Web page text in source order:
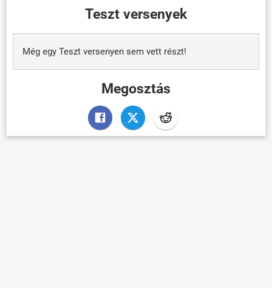
Teszt versenyek
Még egy Teszt versenyen sem vett részt!
Megosztás